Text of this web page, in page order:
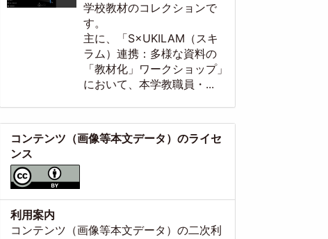
学校教材のコレクションで
す。
主に、「S×UKILAM（スキ
ラム）連携：多様な資料の
「教材化」ワークショップ」
において、本学教職員・...
コンテンツ（画像等本文データ）のライセ
ンス
利用案内
コンテンツ（画像等本文データ）の二次利